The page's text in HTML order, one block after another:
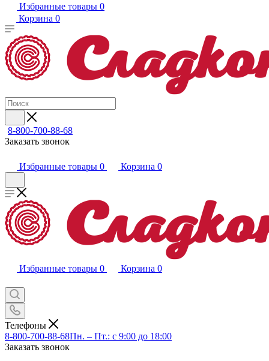
Избранные товары 0
Корзина 0
8-800-700-88-68
Заказать звонок
Избранные товары 0 Корзина 0
Избранные товары 0 Корзина 0
Телефоны
8-800-700-88-68Пн. – Пт.: с 9:00 до 18:00
Заказать звонок